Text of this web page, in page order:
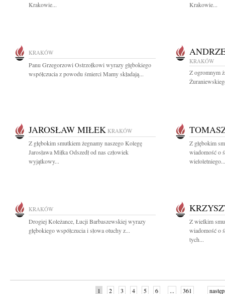
Krakowie...
Krakowie...
KRAKÓW
Panu Grzegorzowi Ostrzołkowi wyrazy głębokiego
współczucia z powodu śmierci Mamy składają...
KRAKÓW
Z ogromnym
JAROSŁAW MIŁEK KRAKÓW
Z głębokim smutkiem żegnamy naszego Kolegę
Jarosława Miłka Odszedł od nas człowiek
wyjątkowy...
Z głębokim
wiadomość o
wieloletniego...
KRAKÓW
Drogiej Koleżance, Łucji Barbaszewskiej wyrazy
głębokiego współczucia i słowa otuchy z...
Z wielkim
wiadomość o
tych...
1 2 3 4 5 6 ... 361